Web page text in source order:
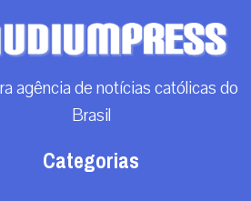
agência de notícias católicas do
Brasil
Categorias